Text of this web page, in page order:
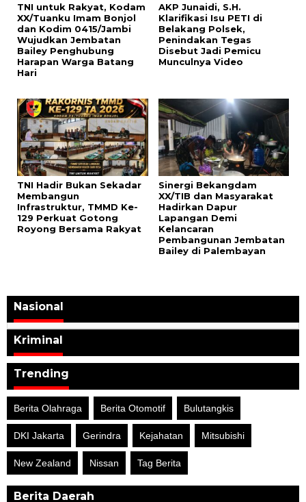
TNI untuk Rakyat, Kodam
XX/Tuanku Imam Bonjol
dan Kodim 0415/Jambi
Wujudkan Jembatan
Bailey Penghubung
Harapan Warga Batang
Hari
AKP Junaidi, S.H.
Klarifikasi Isu PETI di
Belakang Polsek,
Penindakan Tegas
Disebut Jadi Pemicu
Munculnya Video
TNI Hadir Bukan Sekadar
Membangun
Infrastruktur, TMMD Ke-
129 Perkuat Gotong
Royong Bersama Rakyat
Sinergi Bekangdam
XX/TIB dan Masyarakat
Hadirkan Dapur
Lapangan Demi
Kelancaran
Pembangunan Jembatan
Bailey di Palembayan
Nasional
Kriminal
Trending
Berita Olahraga Berita Otomotif Bulutangkis
DKI Jakarta Gerindra Kejahatan Mitsubishi
New Zealand Nissan Tag Berita
Berita Daerah